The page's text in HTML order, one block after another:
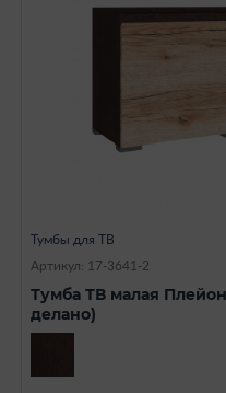
Тумбы для ТВ
Артикул: 17-3641-2
Тумба ТВ малая
делано)